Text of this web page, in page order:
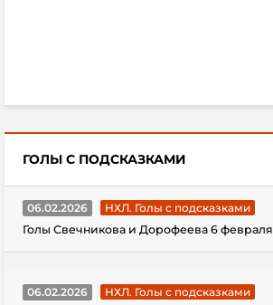
ГОЛЫ С ПОДСКАЗКАМИ
06.02.2026
НХЛ. Голы с подсказками
Голы Свечникова и Дорофеева 6 февраля
06.02.2026
НХЛ. Голы с подсказками